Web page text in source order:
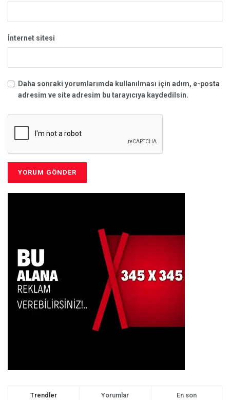
İnternet sitesi
Daha sonraki yorumlarımda kullanılması için adım, e-posta
adresim ve site adresim bu tarayıcıya kaydedilsin.
Trendler Yorumlar En son